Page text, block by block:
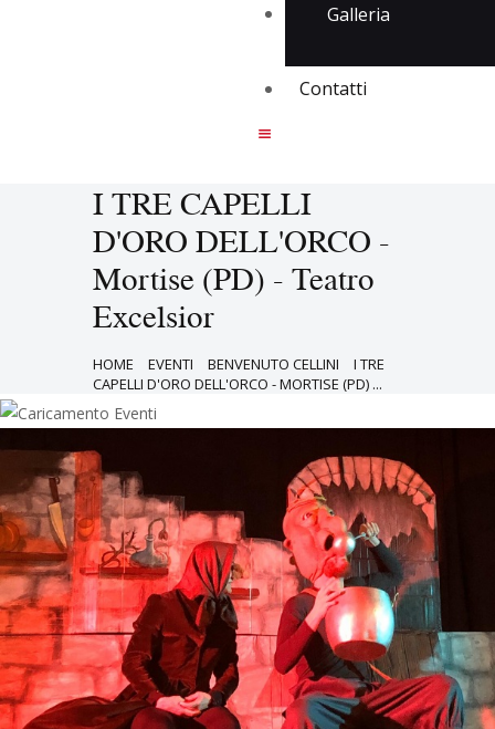
Galleria
Contatti
I TRE CAPELLI
D'ORO DELL'ORCO -
Mortise (PD) - Teatro
Excelsior
HOME EVENTI BENVENUTO CELLINI
I TRE
CAPELLI D'ORO DELL'ORCO - MORTISE (PD) ...